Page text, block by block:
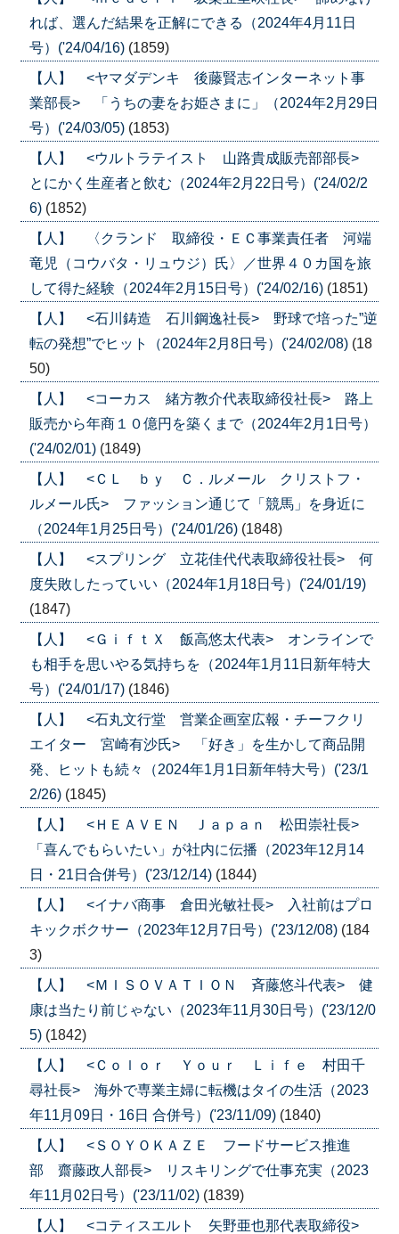
れば、選んだ結果を正解にできる（2024年4月11日
号）('24/04/16) (1859)
【人】 <ヤマダデンキ 後藤賢志インターネット事
業部長> 「うちの妻をお姫さまに」（2024年2月29日
号）('24/03/05) (1853)
【人】 <ウルトラテイスト 山路貴成販売部部長>
とにかく生産者と飲む（2024年2月22日号）('24/02/2
6) (1852)
【人】 〈クランド 取締役・ＥＣ事業責任者 河端
竜児（コウバタ・リュウジ）氏〉／世界４０カ国を旅
して得た経験（2024年2月15日号）('24/02/16) (1851)
【人】 <石川鋳造 石川鋼逸社長> 野球で培った”逆
転の発想”でヒット（2024年2月8日号）('24/02/08) (18
50)
【人】 <コーカス 緒方教介代表取締役社長> 路上
販売から年商１０億円を築くまで（2024年2月1日号）
('24/02/01) (1849)
【人】 <ＣＬ ｂｙ Ｃ．ルメール クリストフ・
ルメール氏> ファッション通じて「競馬」を身近に
（2024年1月25日号）('24/01/26) (1848)
【人】 <スプリング 立花佳代代表取締役社長> 何
度失敗したっていい（2024年1月18日号）('24/01/19)
(1847)
【人】 <ＧｉｆｔＸ 飯高悠太代表> オンラインで
も相手を思いやる気持ちを（2024年1月11日新年特大
号）('24/01/17) (1846)
【人】 <石丸文行堂 営業企画室広報・チーフクリ
エイター 宮崎有沙氏> 「好き」を生かして商品開
発、ヒットも続々（2024年1月1日新年特大号）('23/1
2/26) (1845)
【人】 <ＨＥＡＶＥＮ Ｊａｐａｎ 松田崇社長>
「喜んでもらいたい」が社内に伝播（2023年12月14
日・21日合併号）('23/12/14) (1844)
【人】 <イナバ商事 倉田光敏社長> 入社前はプロ
キックボクサー（2023年12月7日号）('23/12/08) (184
3)
【人】 <ＭＩＳＯＶＡＴＩＯＮ 斉藤悠斗代表> 健
康は当たり前じゃない（2023年11月30日号）('23/12/0
5) (1842)
【人】 <Ｃｏｌｏｒ Ｙｏｕｒ Ｌｉｆｅ 村田千
尋社長> 海外で専業主婦に転機はタイの生活（2023
年11月09日・16日 合併号）('23/11/09) (1840)
【人】 <ＳＯＹＯＫＡＺＥ フードサービス推進
部 齋藤政人部長> リスキリングで仕事充実（2023
年11月02日号）('23/11/02) (1839)
【人】 <コティスエルト 矢野亜也那代表取締役>